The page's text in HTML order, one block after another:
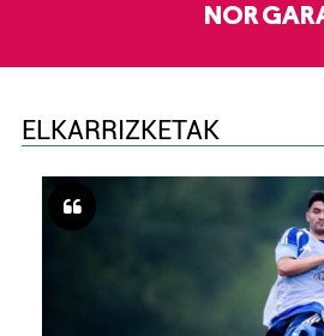
NOR
ELKARRIZKETAK